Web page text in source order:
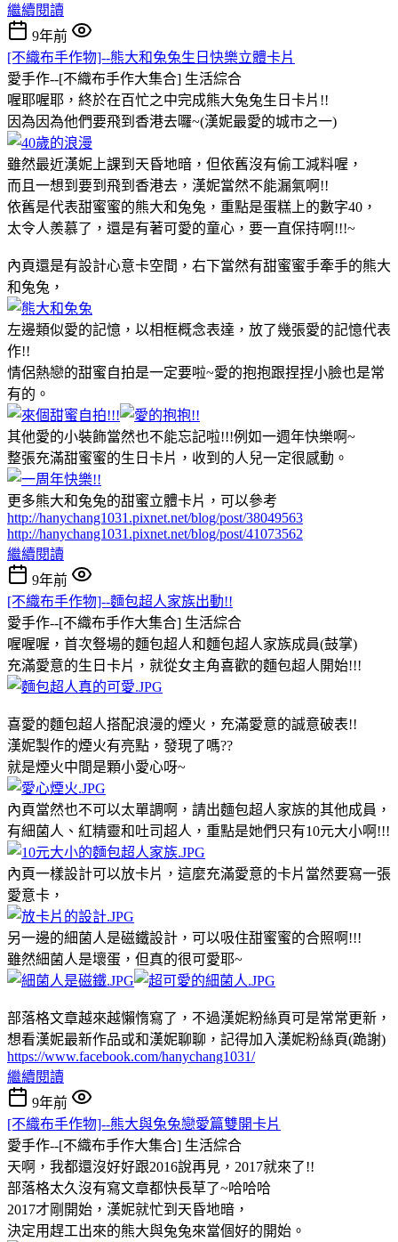
繼續閱讀
9年前
[不織布手作物]--熊大和兔兔生日快樂立體卡片
愛手作--[不織布手作大集合] 生活綜合
喔耶喔耶，終於在百忙之中完成熊大兔兔生日卡片!!
因為因為他們要飛到香港去囉~(漢妮最愛的城市之一)
雖然最近漢妮上課到天昏地暗，但依舊沒有偷工減料喔，
而且一想到要到飛到香港去，漢妮當然不能漏氣啊!!
依舊是代表甜蜜蜜的熊大和兔兔，重點是蛋糕上的數字40，
太令人羨慕了，還是有著可愛的童心，要一直保持啊!!!~
內頁還是有設計心意卡空間，右下當然有甜蜜蜜手牽手的熊大
和兔兔，
左邊類似愛的記憶，以相框概念表達，放了幾張愛的記憶代表
作!!
情侶熱戀的甜蜜自拍是一定要啦~愛的抱抱跟捏捏小臉也是常
有的。
其他愛的小裝飾當然也不能忘記啦!!!例如一週年快樂啊~
整張充滿甜蜜蜜的生日卡片，收到的人兒一定很感動。
更多熊大和兔兔的甜蜜立體卡片，可以參考
http://hanychang1031.pixnet.net/blog/post/38049563
http://hanychang1031.pixnet.net/blog/post/41073562
繼續閱讀
9年前
[不織布手作物]--麵包超人家族出動!!
愛手作--[不織布手作大集合] 生活綜合
喔喔喔，首次豋場的麵包超人和麵包超人家族成員(鼓掌)
充滿愛意的生日卡片，就從女主角喜歡的麵包超人開始!!!
喜愛的麵包超人搭配浪漫的煙火，充滿愛意的誠意破表!!
漢妮製作的煙火有亮點，發現了嗎??
就是煙火中間是顆小愛心呀~
內頁當然也不可以太單調啊，請出麵包超人家族的其他成員，
有細菌人、紅精靈和吐司超人，重點是她們只有10元大小啊!!!
內頁一樣設計可以放卡片，這麼充滿愛意的卡片當然要寫一張
愛意卡，
另一邊的細菌人是磁鐵設計，可以吸住甜蜜蜜的合照啊!!!
雖然細菌人是壞蛋，但真的很可愛耶~
部落格文章越來越懶惰寫了，不過漢妮粉絲頁可是常常更新，
想看漢妮最新作品或和漢妮聊聊，記得加入漢妮粉絲頁(跪謝)
https://www.facebook.com/hanychang1031/
繼續閱讀
9年前
[不織布手作物]--熊大與兔兔戀愛篇雙開卡片
愛手作--[不織布手作大集合] 生活綜合
天啊，我都還沒好好跟2016說再見，2017就來了!!
部落格太久沒有寫文章都快長草了~哈哈哈
2017才剛開始，漢妮就忙到天昏地暗，
決定用趕工出來的熊大與兔兔來當個好的開始。